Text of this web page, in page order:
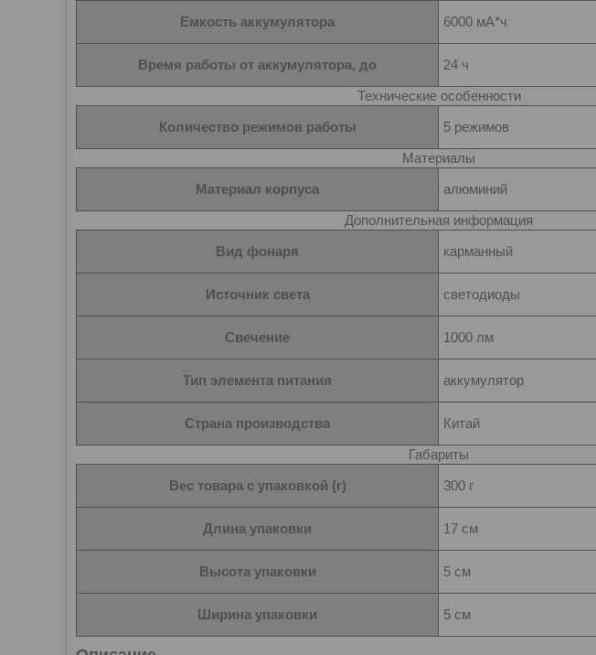
Емкость аккумулятора
6000 мА*ч
Время работы от аккумулятора, до
24 ч
Технические особенности
Количество режимов работы
5 режимов
Материалы
Материал корпуса
алюминий
Дополнительная информация
Вид фонаря
карманный
Источник света светодиоды
Свечение 1000 лм
Тип элемента питания аккумулятор
Страна производства
Китай
Габариты
Вес товара с упаковкой (г)
300 г
Длина упаковки 17 см
Высота упаковки 5 см
Ширина упаковки 5 см